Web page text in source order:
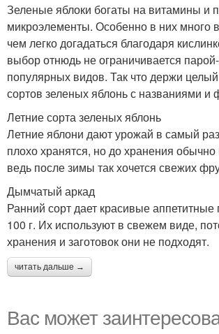
Зеленые яблоки богаты на витамины и
микроэлементы. Особенно в них много
чем легко догадаться благодаря
выбор отнюдь не ограничивается
популярных видов. Так что держи
сортов зеленых яблонь с названиями и
Летние сорта зеленых яблонь
Летние яблони дают урожай в самый
плохо хранятся, но до хранения обычно
ведь после зимы так хочется свежих
Дымчатый аркад
Ранний сорт дает красивые
100 г. Их используют в свежем виде,
хранения и заготовок они не подходят.
читать дальше →
Вас может